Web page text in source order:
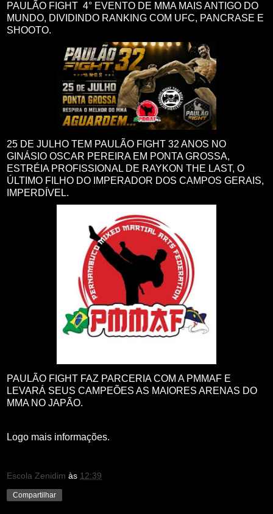
PAULÃO FIGHT 4° EVENTO DE MMA MAIS ANTIGO DO
MUNDO, DIVIDINDO RANKING COM UFC, PANCRASE E
SHOOTO.
25 DE JULHO TEM PAULÃO FIGHT 32 ANOS NO
GINÁSIO OSCAR PEREIRA EM PONTA GROSSA,
ESTRÉIA PROFISSIONAL DE RAYKON THE LAST, O
ÚLTIMO FILHO DO IMPERADOR DOS CAMPOS GERAIS,
IMPERDÍVEL.
PAULÃO FIGHT FAZ PARCERIA COM A PMMAF E
LEVARÁ SEUS CAMPEÕES AS MAIORES ARENAS DO
MMA NO JAPÃO.
Logo mais informações.
Escola Zenidim às 12:39
Compartilhar